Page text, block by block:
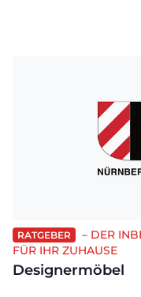
RATGEBER
– DER
FÜR IHR ZUHAUSE
Designermöbel